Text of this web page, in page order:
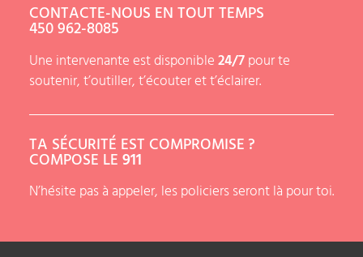
CONTACTE-NOUS EN TOUT TEMPS
450 962-8085
Une intervenante est disponible24/7pour te
soutenir, t’outiller, t’écouter et t’éclairer.
TA SÉCURITÉ EST COMPROMISE ?
COMPOSE LE911
N’hésite pas à appeler, les policiers seront là pour toi.